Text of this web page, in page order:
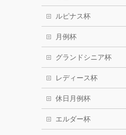
ルピナス杯
月例杯
グランドシニア杯
レディース杯
休日月例杯
エルダー杯